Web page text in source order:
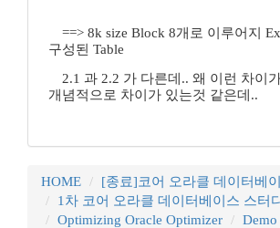
==> 8k size Block 8개로 이루어지
구성된 Table
2.1 과 2.2 가 다른데.. 왜 이런 차이
개념적으로 차이가 있는것 같은데..
HOME
[종료]코어 오라클 데이터베
1차 코어 오라클 데이터베이스 스터디
Optimizing Oracle Optimizer
Demo